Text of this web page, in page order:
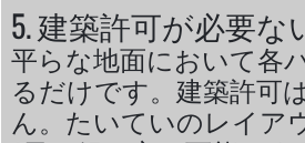
5. 建築許可が必要な
平らな地面において各
るだけです。建築許可
ん。たいていのレイア